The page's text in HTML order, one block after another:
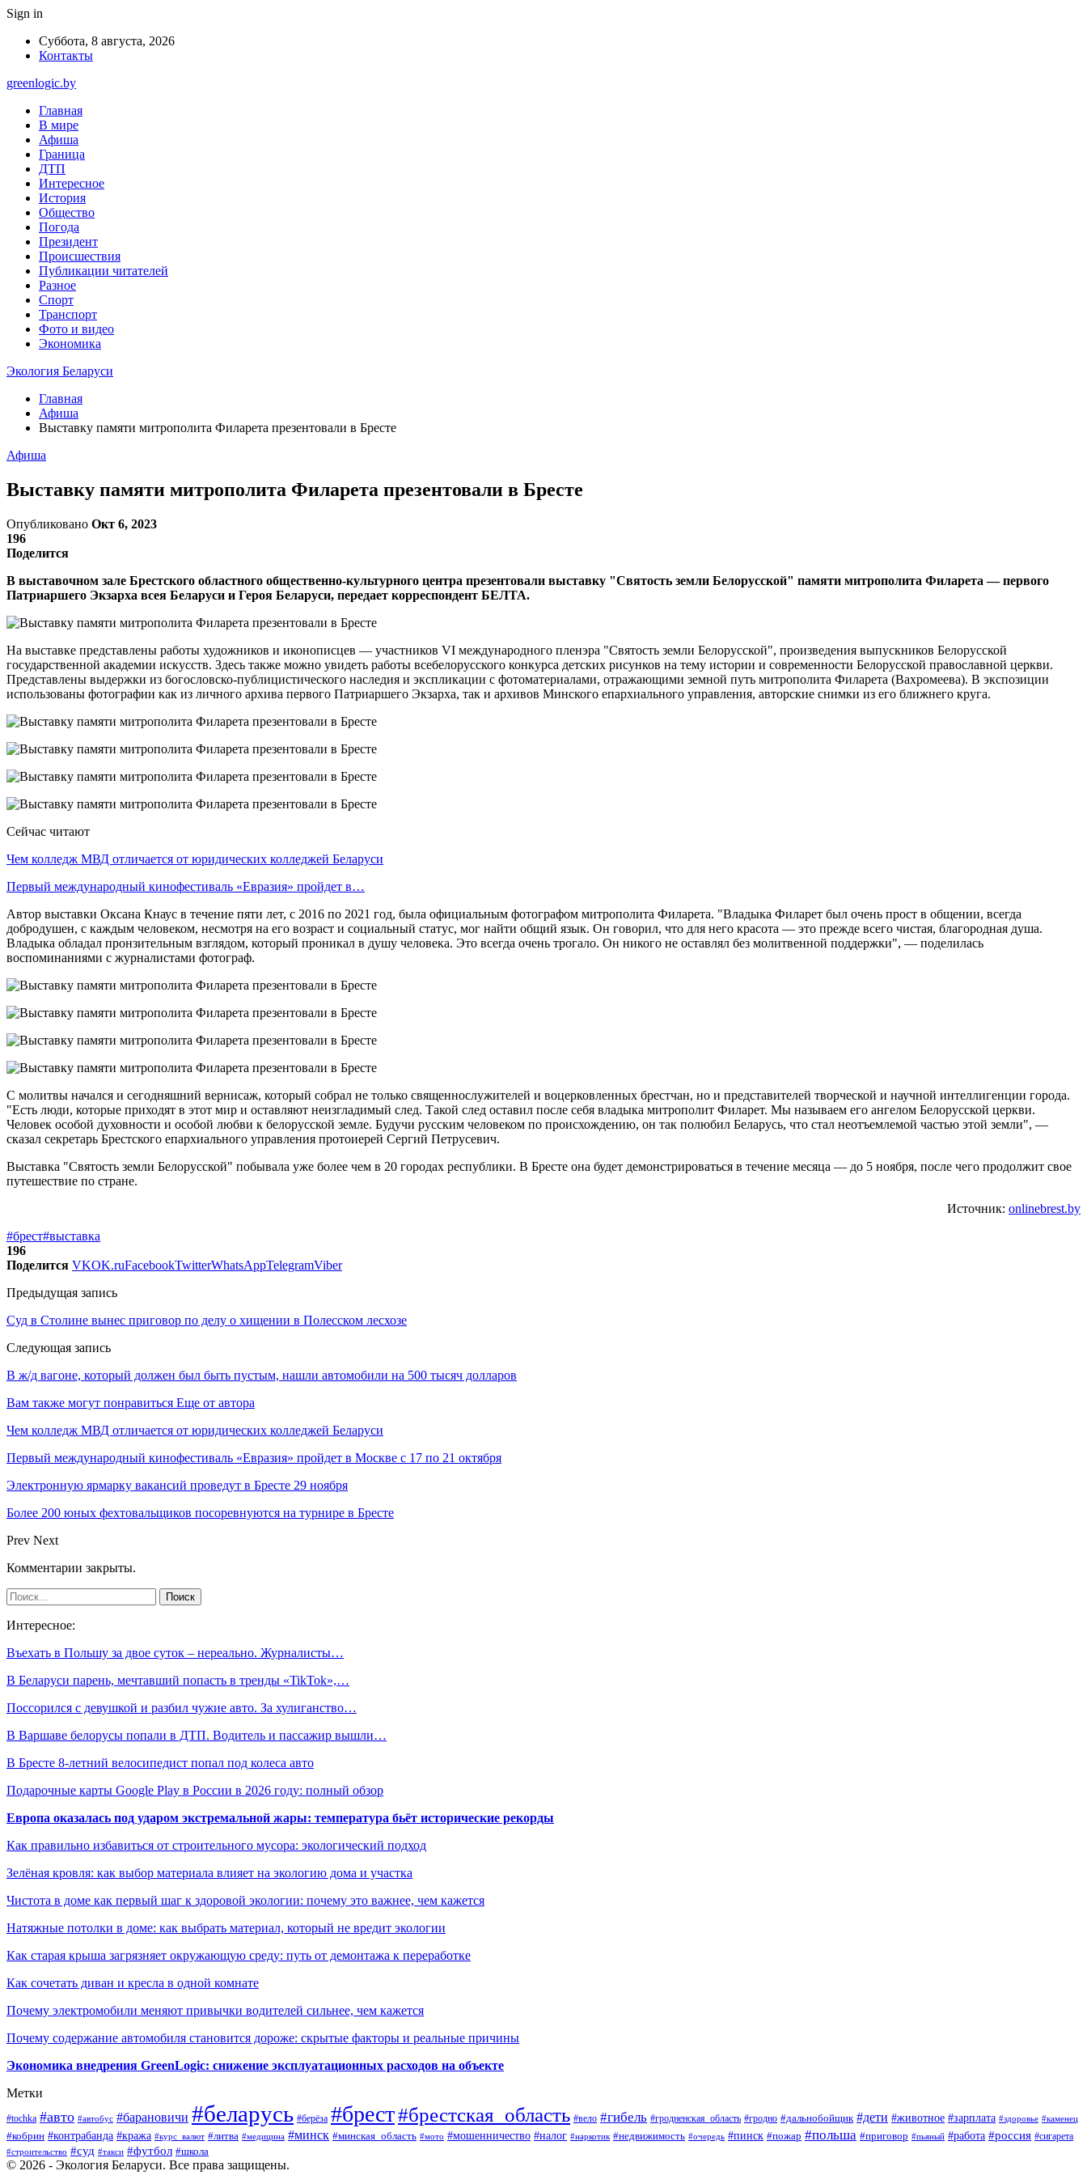
Sign in
Суббота, 8 августа, 2026
Контакты
greenlogic.by
Главная
В мире
Афиша
Граница
ДТП
Интересное
История
Общество
Погода
Президент
Происшествия
Публикации читателей
Разное
Спорт
Транспорт
Фото и видео
Экономика
Экология Беларуси
Главная
Афиша
Выставку памяти митрополита Филарета презентовали в Бресте
Афиша
Выставку памяти митрополита Филарета презентовали в Бресте
Опубликовано Окт 6, 2023
196
Поделится
В выставочном зале Брестского областного общественно-культурного центра презентовали выставку "Святость земли Белорусской" памяти митрополита Филарета — первого
Патриаршего Экзарха всея Беларуси и Героя Беларуси, передает корреспондент БЕЛТА.
На выставке представлены работы художников и иконописцев — участников VI международного пленэра "Святость земли Белорусской", произведения выпускников Белорусской
государственной академии искусств. Здесь также можно увидеть работы всебелорусского конкурса детских рисунков на тему истории и современности Белорусской православной церкви.
Представлены выдержки из богословско-публицистического наследия и экспликации с фотоматериалами, отражающими земной путь митрополита Филарета (Вахромеева). В экспозиции
использованы фотографии как из личного архива первого Патриаршего Экзарха, так и архивов Минского епархиального управления, авторские снимки из его ближнего круга.
Сейчас читают
Чем колледж МВД отличается от юридических колледжей Беларуси
Первый международный кинофестиваль «Евразия» пройдет в…
Автор выставки Оксана Кнаус в течение пяти лет, с 2016 по 2021 год, была официальным фотографом митрополита Филарета. "Владыка Филарет был очень прост в общении, всегда
добродушен, с каждым человеком, несмотря на его возраст и социальный статус, мог найти общий язык. Он говорил, что для него красота — это прежде всего чистая, благородная душа.
Владыка обладал пронзительным взглядом, который проникал в душу человека. Это всегда очень трогало. Он никого не оставлял без молитвенной поддержки", — поделилась
воспоминаниями с журналистами фотограф.
С молитвы начался и сегодняшний вернисаж, который собрал не только священнослужителей и воцерковленных брестчан, но и представителей творческой и научной интеллигенции города.
"Есть люди, которые приходят в этот мир и оставляют неизгладимый след. Такой след оставил после себя владыка митрополит Филарет. Мы называем его ангелом Белорусской церкви.
Человек особой духовности и особой любви к белорусской земле. Будучи русским человеком по происхождению, он так полюбил Беларусь, что стал неотъемлемой частью этой земли", —
сказал секретарь Брестского епархиального управления протоиерей Сергий Петрусевич.
Выставка "Святость земли Белорусской" побывала уже более чем в 20 городах республики. В Бресте она будет демонстрироваться в течение месяца — до 5 ноября, после чего продолжит свое
путешествие по стране.
Источник: onlinebrest.by
#брест#выставка
196
Поделится VKOK.ruFacebookTwitterWhatsAppTelegramViber
Предыдущая запись
Суд в Столине вынес приговор по делу о хищении в Полесском лесхозе
Следующая запись
В ж/д вагоне, который должен был быть пустым, нашли автомобили на 500 тысяч долларов
Вам также могут понравиться Еще от автора
Чем колледж МВД отличается от юридических колледжей Беларуси
Первый международный кинофестиваль «Евразия» пройдет в Москве с 17 по 21 октября
Электронную ярмарку вакансий проведут в Бресте 29 ноября
Более 200 юных фехтовальщиков посоревнуются на турнире в Бресте
Prev Next
Комментарии закрыты.
Интересное:
Въехать в Польшу за двое суток – нереально. Журналисты…
В Беларуси парень, мечтавший попасть в тренды «TikTok»,…
Поссорился с девушкой и разбил чужие авто. За хулиганство…
В Варшаве белорусы попали в ДТП. Водитель и пассажир вышли…
В Бресте 8-летний велосипедист попал под колеса авто
Подарочные карты Google Play в России в 2026 году: полный обзор
Европа оказалась под ударом экстремальной жары: температура бьёт исторические рекорды
Как правильно избавиться от строительного мусора: экологический подход
Зелёная кровля: как выбор материала влияет на экологию дома и участка
Чистота в доме как первый шаг к здоровой экологии: почему это важнее, чем кажется
Натяжные потолки в доме: как выбрать материал, который не вредит экологии
Как старая крыша загрязняет окружающую среду: путь от демонтажа к переработке
Как сочетать диван и кресла в одной комнате
Почему электромобили меняют привычки водителей сильнее, чем кажется
Почему содержание автомобиля становится дороже: скрытые факторы и реальные причины
Экономика внедрения GreenLogic: снижение эксплуатационных расходов на объекте
Метки
#tochka #авто #автобус #барановичи #беларусь #берёза #брест#брестская_область #вело #гибель #гродненская_область #гродно #дальнобойщик #дети #животное #зарплата #здоровье #каменец
#кобрин #контрабанда #кража #курс_валют #литва #медицина #минск #минская_область #мото #мошенничество #налог #наркотик #недвижимость #очередь #пинск #пожар #польша #приговор #пьяный #работа #россия #сигарета
#строительство #суд #такси #футбол #школа
© 2026 - Экология Беларуси. Все права защищены.